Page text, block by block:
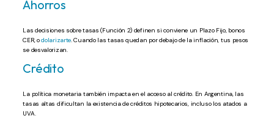
Ahorros
Las decisiones sobre tasas (Función 2) definen si conviene un Plazo Fijo, bonos
CER, odolarizarte . Cuando las tasas quedan por debajo de la inflación, tus pesos
se desvalorizan.
Crédito
La política monetaria también impacta en el acceso al crédito. En Argentina, las
tasas altas dificultan la existencia de créditos hipotecarios, incluso los atados a
UVA.